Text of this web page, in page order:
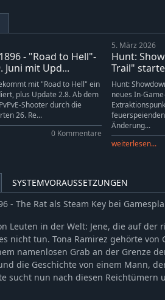
The Reckoning Son
Reap What You Sow
The Madness of Montresor
The Prescient Night
Souls of a Feather
- Ronin
The Trick Shooter
From the Wilds
- Spirit of Nian
The Revenant
They Came From Salem
When Shadows Dance
Cold Blooded
The Shadow Under the Cowl
The Prodigal Daughter
- "Road to Hell"-
Juni mit Upd...
mit "Road to Hell" ein
plus Update 2.8. Ab dem
Shooter durch die
26. Re...
0 Kommentare
5. März 2026
Hunt:
Trail"
Hunt:
neues In-
Änderung...
weiterlesen...
SYSTEMVORAUSSETZUNGEN
- The Rat als Steam Key bei
Leuten in der Welt: Jene, die auf der
nicht tun. Tona Ramirez gehörte von
namenlosen Grab an der Grenze
die Geschichte von einem Mann,
sucht nun nach diesen Reichtümern